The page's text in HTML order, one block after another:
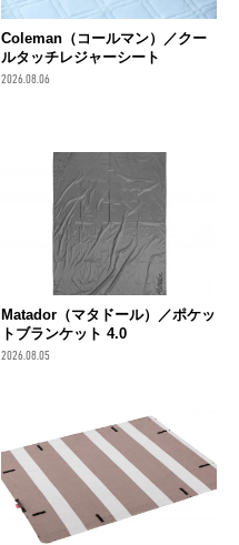
Coleman（コールマン）／クー
ルタッチレジャーシート
2026.08.06
Matador（マタドール）／ポケッ
トブランケット 4.0
2026.08.05